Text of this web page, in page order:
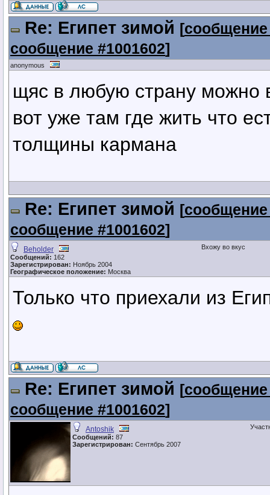
Re: Египет зимой [сообщение
сообщение #1001602]
anonymous
щяс в любую страну можно
вот уже там где жить что
толщины кармана
Re: Египет зимой [сообщение
сообщение #1001602]
Beholder
Сообщений: 162
Зарегистрирован: Ноябрь 2004
Географическое положение: Москва
Вхожу во вкус
Только что приехали из
Re: Египет зимой [сообщение
сообщение #1001602]
Antoshik
Сообщений: 87
Зарегистрирован: Сентябрь 2007